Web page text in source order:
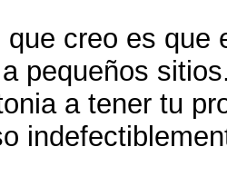
creo es que
pequeños
a tener tu